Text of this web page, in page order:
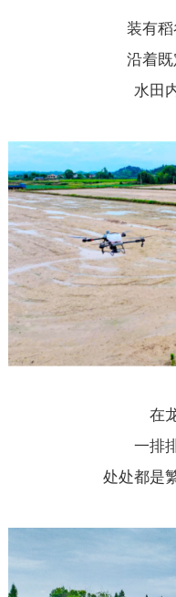
装有
沿着
水田
在
一排
处处都是